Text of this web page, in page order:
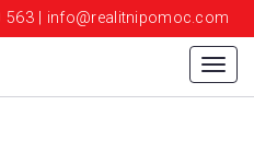
563 | info@realitnipomoc.com
Menu